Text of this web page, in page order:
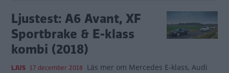
Ljustest: A6 Avant, XF
Sportbrake & E-klass
kombi (2018)
LJUS 17 december 2018 Läs mer om Mercedes E-klass, Audi